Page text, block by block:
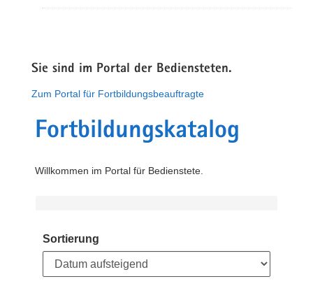
Sie sind im Portal der Bediensteten.
Zum Portal für Fortbildungsbeauftragte
Fortbildungskatalog
Willkommen im Portal für Bedienstete.
Sortierung